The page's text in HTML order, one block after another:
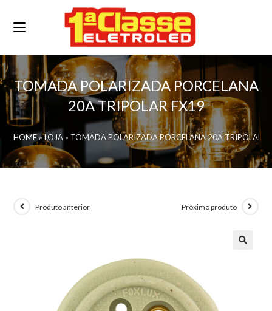
TOMADA POLARIZADA PORCELANA
20A TRIPOLAR FX19
HOME »LOJA » TOMADA POLARIZADA PORCELANA 20A TRIPOLAR
Produto anterior Próximo produto